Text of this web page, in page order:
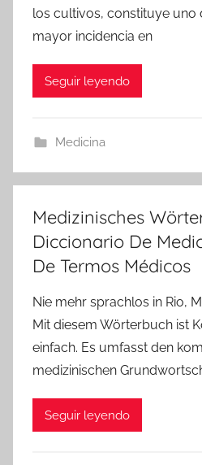
los cultivos, constituye uno
mayor incidencia en
Seguir leyendo
Medicina
Medizinisches
Diccionario De
De Termos Médicos
Nie mehr sprachlos in Rio,
Mit diesem Wörterbuch ist
einfach. Es umfasst den
medizinischen
Seguir leyendo